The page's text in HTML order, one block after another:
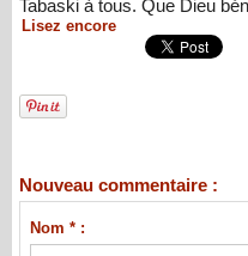
Tabaski à tous. Que Dieu
Lisez encore
Nouveau commentaire :
Nom * :